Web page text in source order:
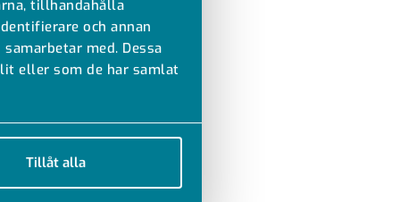
tillhandahålla
och annan
med. Dessa
eller som de har samlat
Tillåt alla